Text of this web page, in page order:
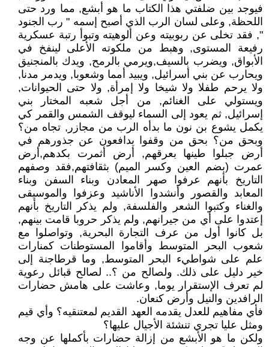
فيوجد بين ضلفتي هذا الكتاب ما هو أبشع, مما ورد حتى
اللحظة, وعلى لسان الرب الذي أصبح إسمه " رب الجنود
", فقد تخلى عن ربوبيته وعن ألوهيته وتبوأ رتبة عسكرية
رفيعة المستوى, وهبط من ملكوته الأعلى لينفخ في
الأبواق, ويضرب بالسيف,ويرمي بالرمح, ويدك بالمنجنيق
ويحارب عن بني أسرائيل, ويبيد أمما وشعوبا, ويدمر مدنا,
ولا يرحم طفلا ولا شيخا ولا إمرأة, ولا حتى الحيوانات,
ويستولي على الغنائم, من أجل شعبه المختار بني
إسرائيل, ثم يعود إلى السماء ليوقف الشمس والقمر كي
يكمل يشوع بن نون ما بدأه الرب من مجازر, تجاه من؟
وبحق من؟ بحق من وقفوا يدافعون عن جذورهم في
أرض جبلوا طينها بعرقهم, أرض أثمرت بكدهم,أرض
عمرت (بضم العين وكسر الميم) بثقافتهم,فقد وصفهم
التاريخ بأنهم عرفوا صهر المعادن وبناء السفن وبناء
المعابد والقصور وأنشدوا الأناشيد وعزفوا والموسيقى
والغناء وكتبوا الشعر والفلسفة, ولم يذكر التاريخ بأنهم
إعتدوا على أي من جيرانهم, ولم يذكر حروبا قامت بينهم,
بل كانوا أول من عرف التجارة البحرية, وتواصلوا مع
شعوب البحر المتوسط وأقاموا المستوطنات كمنارات
علم على شواطيء البحر المتوسط, وما قرطاجنة إلى
خير دليل على ذلك. ولصالح من ؟.. لصالح قبائل رعوية
لم تعرف الإستقرار يوما, وعاشت على هامش حضارات
الرافدين والنيل وأرض كنعان.
فأي مفاهيم للعدل يقدمه العهد القديم لمعتنقيه؟ وأي قيم
ومثل عليا تجري تنشئة الأجيال عليها؟
ولكن ما هو الأبشع من إزالة حضارات بأكملها عن وجه